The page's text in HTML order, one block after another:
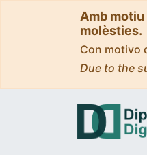
Amb
molèsties.
Con motivo
Due to the